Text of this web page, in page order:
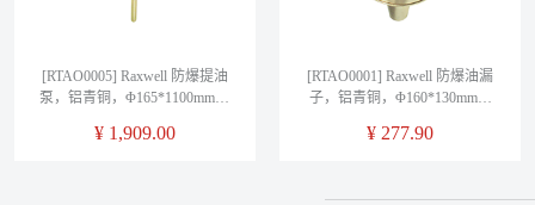
[RTAO0005] Raxwell 防爆提油
泵，铝青铜，Φ165*1100mm，
¥ 1,909.00
[RTAO0001] Raxwell 防爆油漏
子，铝青铜，Φ160*130mm，
¥ 277.90